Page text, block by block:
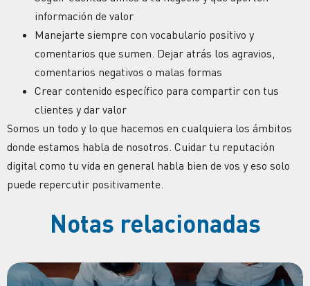
información de valor
Manejarte siempre con vocabulario positivo y
comentarios que sumen. Dejar atrás los agravios,
comentarios negativos o malas formas
Crear contenido específico para compartir con tus
clientes y dar valor
Somos un todo y lo que hacemos en cualquiera los ámbitos
donde estamos habla de nosotros. Cuidar tu reputación
digital como tu vida en general habla bien de vos y eso solo
puede repercutir positivamente.
Notas relacionadas